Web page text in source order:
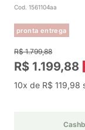
Cod. 1561104aa
pronta entrega
R$ 1.799,88
R$ 1.199,88
10x de R$ 119,98